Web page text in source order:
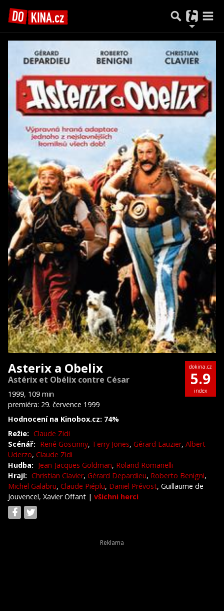
Asterix a Obelix
Astérix et Obélix contre César
1999, 109 min
premiéra: 29. července 1999
Hodnocení na Kinobox.cz: 74%
dokina.cz
5.9
index
Režie: Claude Zidi
Scénář: René Goscinny, Terry Jones, Gérard Lauzier, Albert
Uderzo, Claude Zidi
Hudba: Jean-Jacques Goldman, Roland Romanelli
Hrají: Christian Clavier, Gérard Depardieu, Roberto Benigni,
Michel Galabru, Claude Piéplu, Daniel Prévost, Guillaume de
Jouvencel, Xavier Offant | všichni herci